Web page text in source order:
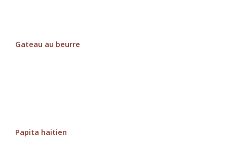
Gateau au beurre
Papita haitien